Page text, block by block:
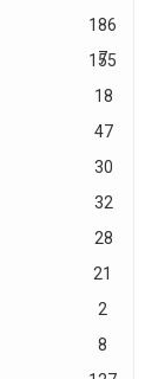
186
7
155
18
47
30
32
28
21
2
8